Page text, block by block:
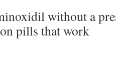
without a
pills that work